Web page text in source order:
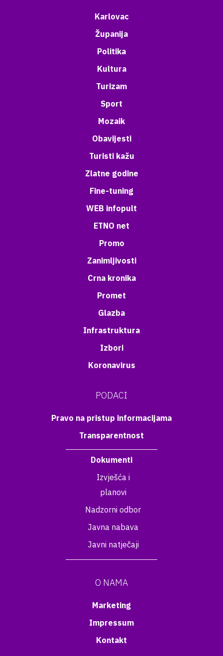
Karlovac
Županija
Politika
Kultura
Turizam
Sport
Mozaik
Obavijesti
Turisti kažu
Zlatne godine
Fine-tuning
WEB infopult
ETNO net
Promo
Zanimljivosti
Crna kronika
Promet
Glazba
Infrastruktura
Izbori
Koronavirus
PODACI
Pravo na pristup informacijama
Transparentnost
Dokumenti
Izvješća i
planovi
Nadzorni odbor
Javna nabava
Javni natječaji
O NAMA
Marketing
Impressum
Kontakt